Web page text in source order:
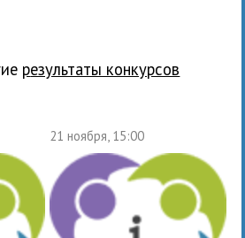
результаты конкурсов
21 ноября, 15:00